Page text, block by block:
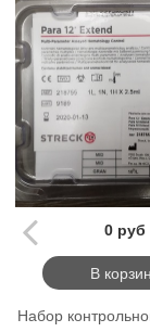
0 руб
В
Набор